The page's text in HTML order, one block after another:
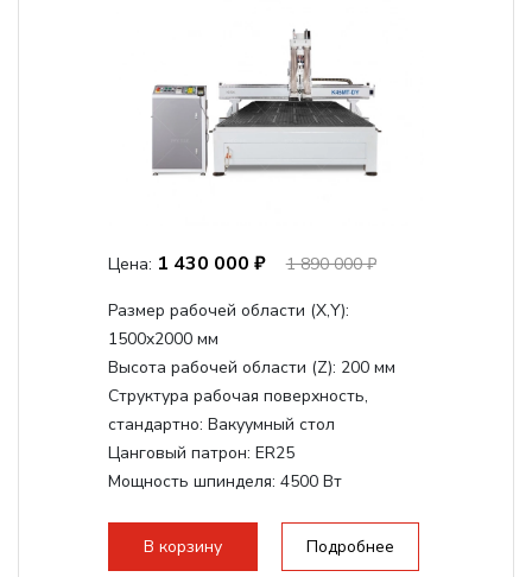
Цена: 1 430 000 ₽ 1 890 000 ₽
Размер рабочей области (Х,Y):
1500x2000 мм
Высота рабочей области (Z): 200 мм
Структура рабочая поверхность,
стандартно: Вакуумный стол
Цанговый патрон: ER25
Мощность шпинделя: 4500 Вт
Мощность инвертора:
10500 Вт
В корзину Подробнее